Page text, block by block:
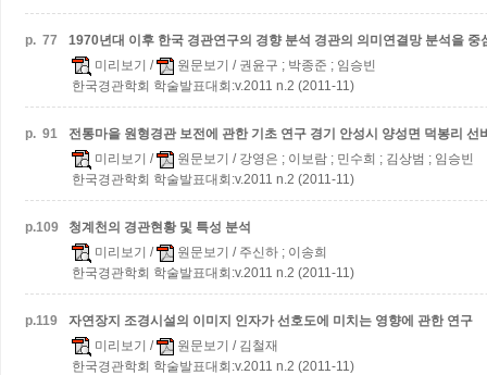
p. 77 1970년대 이후 한국 경관연구의 경향 분석 경관의 의미연결망 분석을 중
미리보기 / 원문보기 / 권윤구 ; 박종준 ; 임승빈
한국경관학회 학술발표대회:v.2011 n.2 (2011-11)
p. 91 전통마을 원형경관 보전에 관한 기초 연구 경기 안성시 양성면 덕봉리 선
미리보기 / 원문보기 / 강영은 ; 이보람 ; 민수희 ; 김상범 ; 임승빈
한국경관학회 학술발표대회:v.2011 n.2 (2011-11)
p.109
청계천의 경관현황 및 특성 분석
미리보기 / 원문보기 / 주신하 ; 이송희
한국경관학회 학술발표대회:v.2011 n.2 (2011-11)
p.119
자연장지 조경시설의 이미지 인자가 선호도에 미치는 영향에 관한 연구
미리보기 / 원문보기 / 김철재
한국경관학회 학술발표대회:v.2011 n.2 (2011-11)